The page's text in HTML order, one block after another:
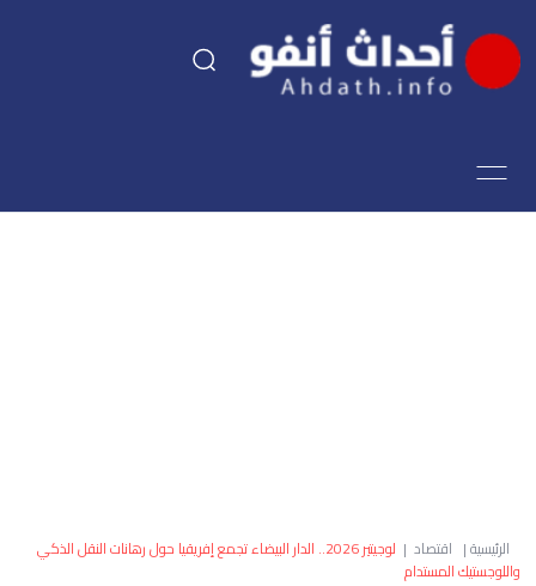
اقتصاد
العالم الرئيسية| اقتصاد |
لوجيتير 2026.. الدار البيضاء تجمع إفريقيا حول رهانات النقل الذكي
واللوجستيك المستدام